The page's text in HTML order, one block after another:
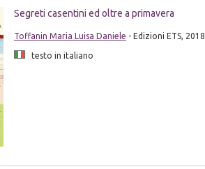
Segreti casentini ed oltre a primavera
Toffanin Maria Luisa Daniele - Edizioni ETS, 2018
testo in italiano